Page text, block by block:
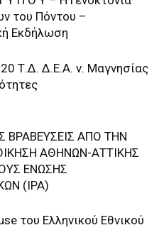
του Πόντου –
Εκδήλωση
Τ.Δ. Δ.Ε.Α. ν. Μαγνησίας
ΒΡΑΒΕΥΣΕΙΣ ΑΠΟ ΤΗΝ
ΑΘΗΝΩΝ-ΑΤΤΙΚΗΣ
ΕΝΩΣΗΣ
(IPA)
του Ελληνικού Εθνικού